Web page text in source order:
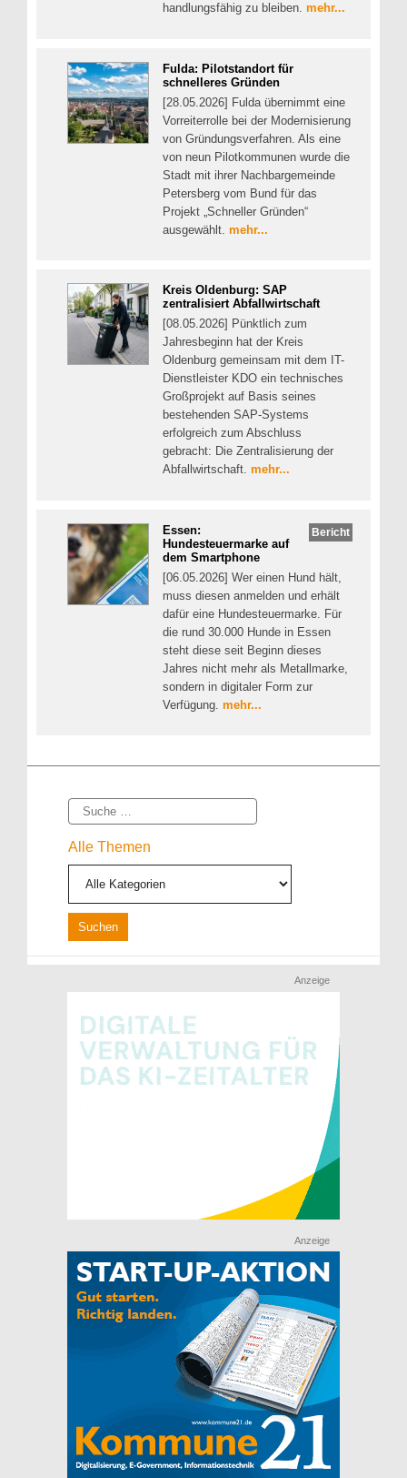
handlungsfähig zu bleiben. mehr...
Fulda: Pilotstandort für
schnelleres Gründen
[28.05.2026] Fulda übernimmt eine
Vorreiterrolle bei der Modernisierung
von Gründungsverfahren. Als eine
von neun Pilotkommunen wurde die
Stadt mit ihrer Nachbargemeinde
Petersberg vom Bund für das
Projekt „Schneller Gründen“
ausgewählt. mehr...
Kreis Oldenburg: SAP
zentralisiert Abfallwirtschaft
[08.05.2026] Pünktlich zum
Jahresbeginn hat der Kreis
Oldenburg gemeinsam mit dem IT-
Dienstleister KDO ein technisches
Großprojekt auf Basis seines
bestehenden SAP-Systems
erfolgreich zum Abschluss
gebracht: Die Zentralisierung der
Abfallwirtschaft. mehr...
Bericht
Essen:
Hundesteuermarke auf
dem Smartphone
[06.05.2026] Wer einen Hund hält,
muss diesen anmelden und erhält
dafür eine Hundesteuermarke. Für
die rund 30.000 Hunde in Essen
steht diese seit Beginn dieses
Jahres nicht mehr als Metallmarke,
sondern in digitaler Form zur
Verfügung. mehr...
Suche
Alle Themen
Anzeige
Anzeige